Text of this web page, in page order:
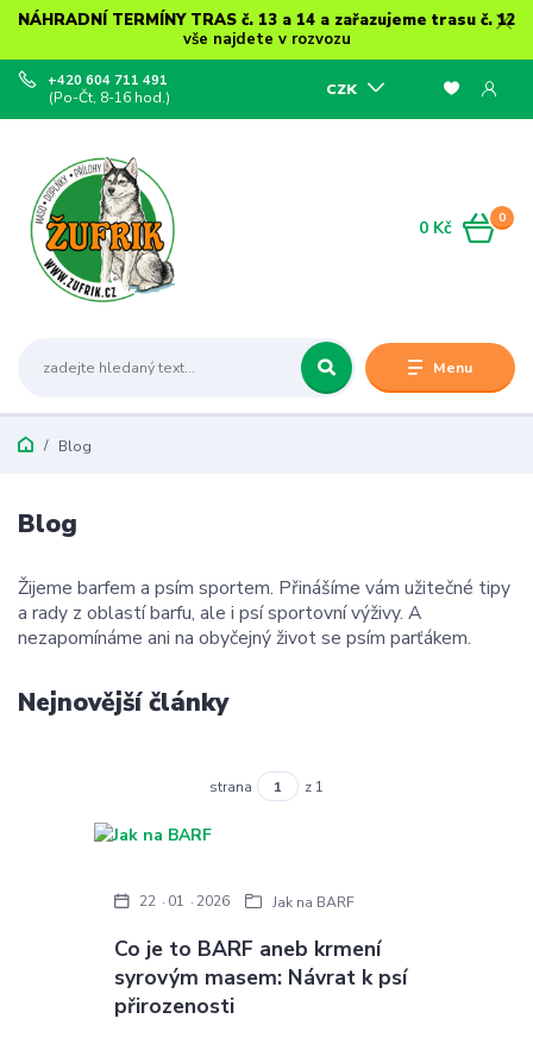
NÁHRADNÍ TERMÍNY TRAS č. 13 a 14 a zařazujeme trasu č. 12
vše najdete v rozvozu
Menu
CZK
+420 604 711 491
(Po-Čt, 8-16 hod.)
0
0 Kč
Blog
Blog
Žijeme barfem a psím sportem. Přinášíme vám užitečné tipy
a rady z oblastí barfu, ale i psí sportovní výživy. A
nezapomínáme ani na obyčejný život se psím parťákem.
Nejnovější články
strana z 1
Co je to BARF aneb krmení
syrovým masem: Návrat k psí
přirozenosti
22 01 2026 Jak na BARF